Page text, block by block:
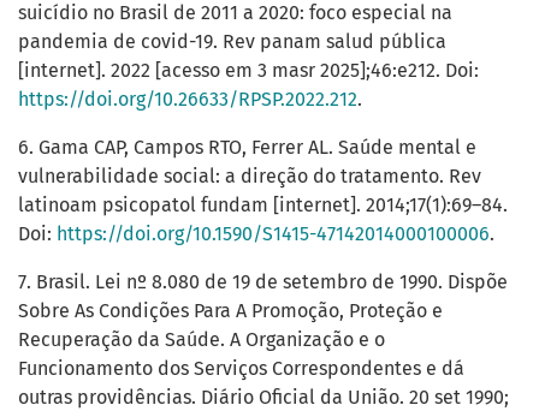
suicídio no Brasil de 2011 a 2020: foco especial na
pandemia de covid-19. Rev panam salud pública
[internet]. 2022 [acesso em 3 masr 2025];46:e212. Doi:
https://doi.org/10.26633/RPSP.2022.212.
6. Gama CAP, Campos RTO, Ferrer AL. Saúde mental e
vulnerabilidade social: a direção do tratamento. Rev
latinoam psicopatol fundam [internet]. 2014;17(1):69–84.
Doi: https://doi.org/10.1590/S1415-47142014000100006.
7. Brasil. Lei nº 8.080 de 19 de setembro de 1990. Dispõe
Sobre As Condições Para A Promoção, Proteção e
Recuperação da Saúde. A Organização e o
Funcionamento dos Serviços Correspondentes e dá
outras providências. Diário Oficial da União. 20 set 1990;